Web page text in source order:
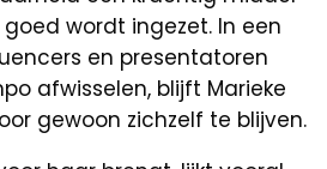
wordt ingezet. In een
en presentatoren
afwisselen, blijft Marieke
gewoon zichzelf te blijven.